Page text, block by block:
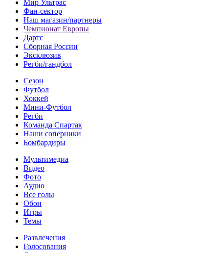
Мир Ультрас
Фан-cектор
Наш магазин/партнеры
Чемпионат Европы
Дартс
Сборная России
Эксклюзив
Регби/гандбол
Сезон
Футбол
Хоккей
Мини-Футбол
Регби
Команда Спартак
Наши соперники
Бомбардиры
Мультимедиа
Видео
Фото
Аудио
Все голы
Обои
Игры
Темы
Развлечения
Голосования